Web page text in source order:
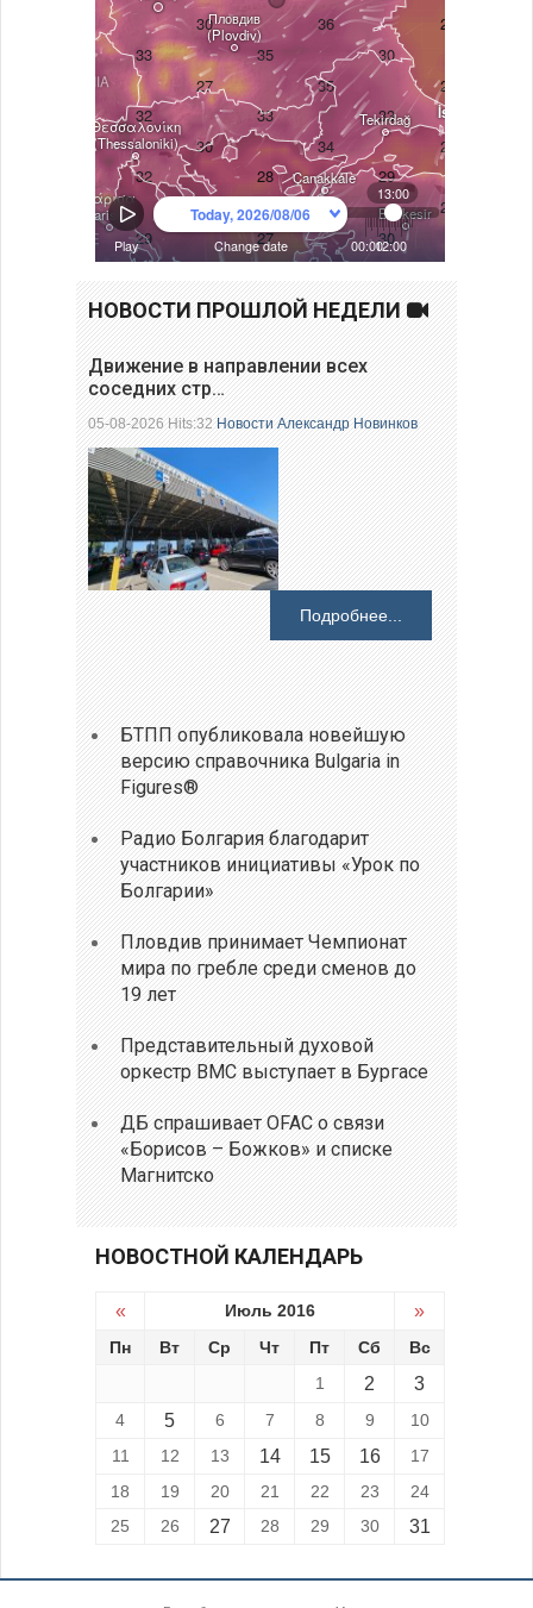
НОВОСТИ ПРОШЛОЙ НЕДЕЛИ
Движение в направлении всех
соседних стр…
05-08-2026 Hits:32Новости Александр Новинков
Подробнее...
БТПП опубликовала новейшую
версию справочника Bulgaria in
Figures®
Радио Болгария благодарит
участников инициативы «Урок по
Болгарии»
Пловдив принимает Чемпионат
мира по гребле среди сменов до
19 лет
Представительный духовой
оркестр ВМС выступает в Бургасе
ДБ спрашивает OFAC о связи
«Борисов – Божков» и списке
Магнитско
НОВОСТНОЙ КАЛЕНДАРЬ
« Июль 2016 »
Пн Вт Ср Чт Пт Сб
Вс
1
2 3
4 5 6 7 8 9
10
11
12 13 14 15 16
17
18
19 20 21 22 23
24
25
26 27 28 29 30 31